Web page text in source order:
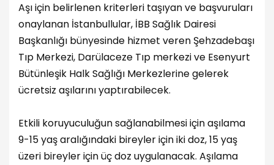
Aşı için belirlenen kriterleri taşıyan ve başvuruları
onaylanan İstanbullular, İBB Sağlık Dairesi
Başkanlığı bünyesinde hizmet veren Şehzadebaşı
Tıp Merkezi, Darülaceze Tıp merkezi ve Esenyurt
Bütünleşik Halk Sağlığı Merkezlerine gelerek
ücretsiz aşılarını yaptırabilecek.
Etkili koruyuculuğun sağlanabilmesi için aşılama
9-15 yaş aralığındaki bireyler için iki doz, 15 yaş
üzeri bireyler için üç doz uygulanacak. Aşılama